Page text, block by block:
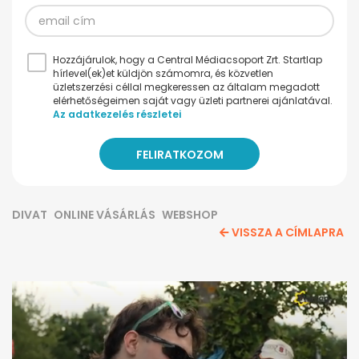
Hozzájárulok, hogy a Central Médiacsoport Zrt. Startlap
hírlevel(ek)et küldjön számomra, és közvetlen
üzletszerzési céllal megkeressen az általam megadott
elérhetőségeimen saját vagy üzleti partnerei ajánlatával.
Az adatkezelés részletei
DIVAT ONLINE VÁSÁRLÁS WEBSHOP
VISSZA A CÍMLAPRA